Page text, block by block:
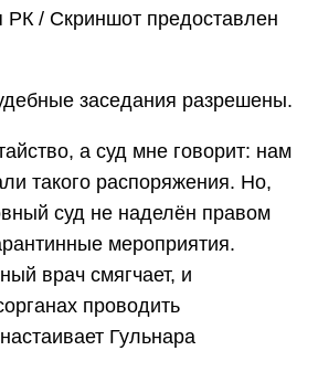
РК / Скриншот предоставлен
заседания разрешены.
а суд мне говорит: нам
такого распоряжения. Но,
суд не наделён правом
мероприятия.
врач смягчает, и
проводить
Гульнара